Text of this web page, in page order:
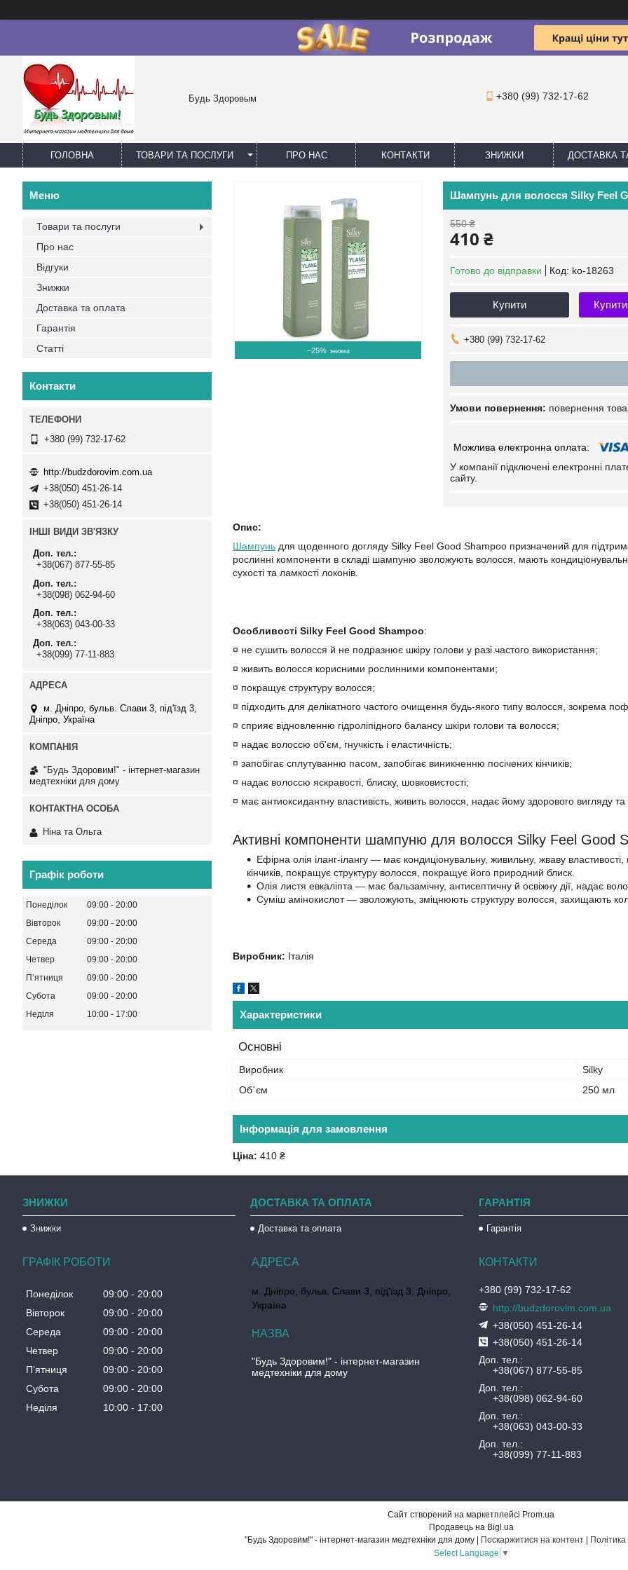
Будь Здоровым +380 (99) 732-17-62
ГОЛОВНА ТОВАРИ ТА ПОСЛУГИ ПРО НАС КОНТАКТИ ЗНИЖКИ ДОСТАВКА
–25%
Шампунь для волосся Silky Feel
550 ₴
410 ₴
Готово до відправки Код: ko-18263
Купити
+380 (99) 732-17-62
повернення
У компанії підключені електронні
сайту.
Опис:
Шампунь для щоденного догляду Silky Feel Good Shampoo призначений для
рослинні компоненти в складі шампуню зволожують волосся, мають
сухості та ламкості локонів.
Особливості Silky Feel Good Shampoo:
¤ не сушить волосся й не подразнює шкіру голови у разі частого використання;
¤ живить волосся корисними рослинними компонентами;
¤ покращує структуру волосся;
¤ підходить для делікатного частого очищення будь-якого типу волосся, зокрема
¤ сприяє відновленню гідроліпідного балансу шкіри голови та волосся;
¤ надає волоссю об'єм, гнучкість і еластичність;
¤ запобігає сплутуванню пасом, запобігає виникненню посічених кінчиків;
¤ надає волоссю яскравості, блиску, шовковистості;
¤ має антиоксидантну властивість, живить волосся, надає йому здорового вигляду та
Активні компоненти шампуню для волосся Silky Feel Good
Ефірна олія іланг-ілангу — має кондиціонувальну, живильну, жваву
кінчиків, покращує структуру волосся, покращує його природний блиск.
Олія листя евкаліпта — має бальзамічну, антисептичну й освіжну дії, надає
Суміш амінокислот — зволожують, зміцнюють структуру волосся, захищають
Виробник: Італія
Характеристики
Основні
Виробник
Silky
Об`єм
250 мл
Інформація для замовлення
Ціна: 410 ₴
Товари та послуги
Про нас
Відгуки
Знижки
Доставка та оплата
Гарантія
Статті
Контакти
+380 (99) 732-17-62
http://budzdorovim.com.ua
+38(050) 451-26-14
+38(050) 451-26-14
ІНШІ ВИДИ ЗВ'ЯЗКУ
Доп. тел.
+38(067) 877-55-85
Доп. тел.
+38(098) 062-94-60
Доп. тел.
+38(063) 043-00-33
Доп. тел.
+38(099) 77-11-883
м. Дніпро, бульв. Слави 3, під'їзд 3,
Дніпро, Україна
"Будь Здоровим!" - інтернет-магазин
медтехніки для дому
Ніна та Ольга
Графік роботи
Понеділок 09:00
20:00
Вівторок
09:00
20:00
Середа
09:00
20:00
Четвер
09:00
20:00
Пʼятниця
09:00
20:00
Субота
09:00
20:00
Неділя
10:00 17:00
ЗНИЖКИ
Знижки
ДОСТАВКА ТА ОПЛАТА
Доставка та оплата
ГАРАНТІЯ
Гарантія
ГРАФІК РОБОТИ
Понеділок 09:00
20:00
Вівторок
09:00
20:00
Середа
09:00
20:00
Четвер
09:00
20:00
Пʼятниця
09:00
20:00
Субота
09:00
20:00
Неділя
10:00 17:00
м. Дніпро, бульв. Слави 3, під'їзд 3, Дніпро,
Україна
"Будь Здоровим!" - інтернет-магазин
медтехніки для дому
+380 (99) 732-17-62
http://budzdorovim.com.ua
+38(050) 451-26-14
+38(050) 451-26-14
Доп. тел.
+38(067) 877-55-85
Доп. тел.
+38(098) 062-94-60
Доп. тел.
+38(063) 043-00-33
Доп. тел.
+38(099) 77-11-883
Сайт створений на маркетплейсі Prom.ua
Продавець на Bigl.ua
Поскаржитися на контент
Select Language ▼